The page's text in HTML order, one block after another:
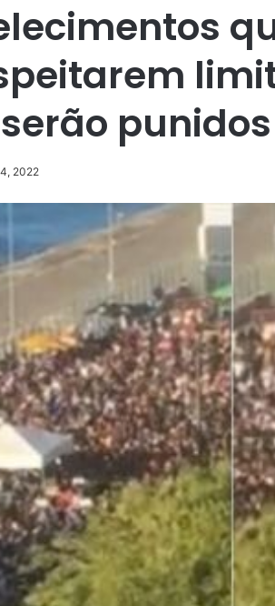
punidos
2022